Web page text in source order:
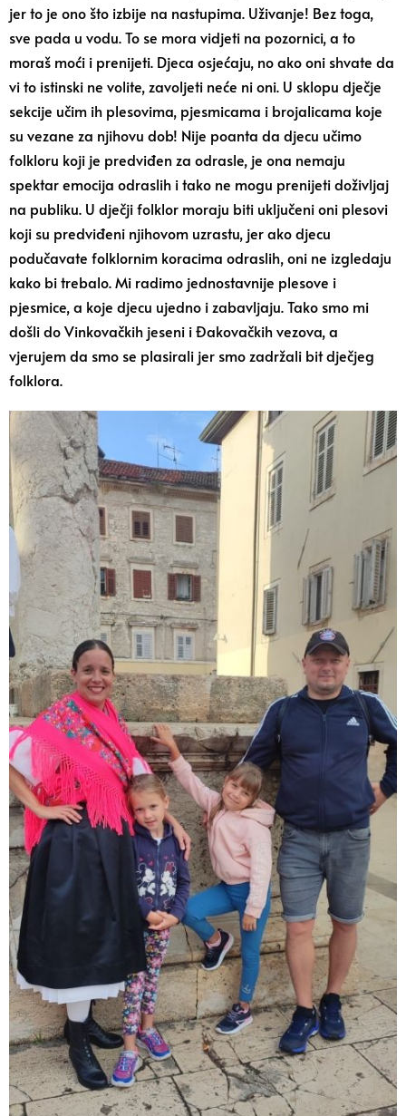
jer to je ono što izbije na nastupima. Uživanje! Bez toga,
sve pada u vodu. To se mora vidjeti na pozornici, a to
moraš moći i prenijeti. Djeca osjećaju, no ako oni shvate da
vi to istinski ne volite, zavoljeti neće ni oni. U sklopu dječje
sekcije učim ih plesovima, pjesmicama i brojalicama koje
su vezane za njihovu dob! Nije poanta da djecu učimo
folkloru koji je predviđen za odrasle, je ona nemaju
spektar emocija odraslih i tako ne mogu prenijeti doživljaj
na publiku. U dječji folklor moraju biti uključeni oni plesovi
koji su predviđeni njihovom uzrastu, jer ako djecu
podučavate folklornim koracima odraslih, oni ne izgledaju
kako bi trebalo. Mi radimo jednostavnije plesove i
pjesmice, a koje djecu ujedno i zabavljaju. Tako smo mi
došli do Vinkovačkih jeseni i Đakovačkih vezova, a
vjerujem da smo se plasirali jer smo zadržali bit dječjeg
folklora.